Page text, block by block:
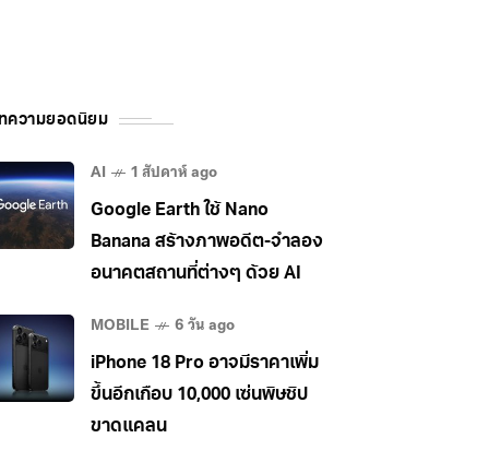
ความยอดนิยม
AI 1 สัปดาห์ ago
Google Earth ใช้ Nano
Banana สร้างภาพอดีต-จำลอง
อนาคตสถานที่ต่างๆ ด้วย AI
MOBILE 6 วัน ago
iPhone 18 Pro อาจมีราคาเพิ่ม
ขึ้นอีกเกือบ 10,000 เซ่นพิษชิป
ขาดแคลน